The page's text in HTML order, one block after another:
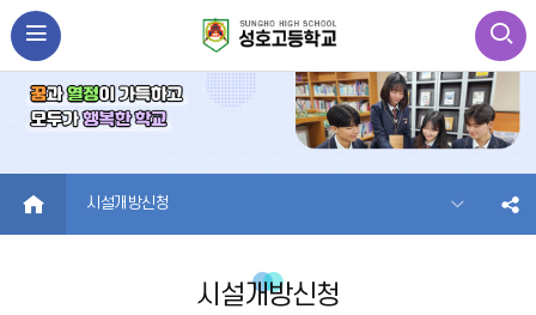
HOME 시설개방신청
시설개방신청